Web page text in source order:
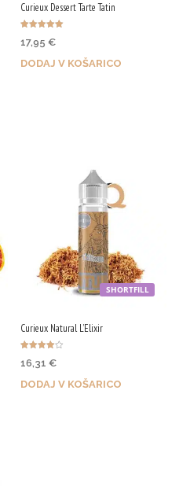
Curieux Dessert Tarte Tatin
5.00
17,95 €
DODAJ V KOŠARICO
SHORTFILL
Curieux Natural L’Elixir
4.00
16,31 €
DODAJ V KOŠARICO